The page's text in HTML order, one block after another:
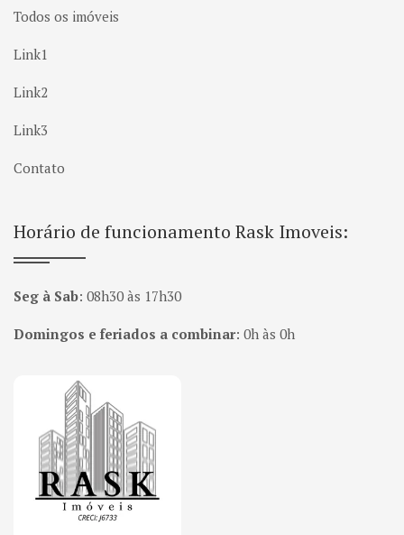
Todos os imóveis
Link1
Link2
Link3
Contato
Horário de funcionamento Rask Imoveis:
Seg à Sab: 08h30 às 17h30
Domingos e feriados a combinar: 0h às 0h
Página inicial